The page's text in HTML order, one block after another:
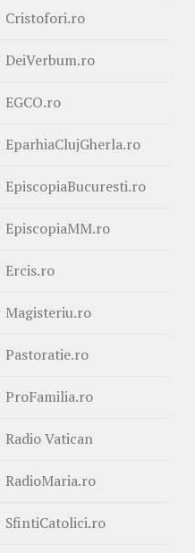
Cristofori.ro
DeiVerbum.ro
EGCO.ro
EparhiaClujGherla.ro
EpiscopiaBucuresti.ro
EpiscopiaMM.ro
Ercis.ro
Magisteriu.ro
Pastoratie.ro
ProFamilia.ro
Radio Vatican
RadioMaria.ro
SfintiCatolici.ro